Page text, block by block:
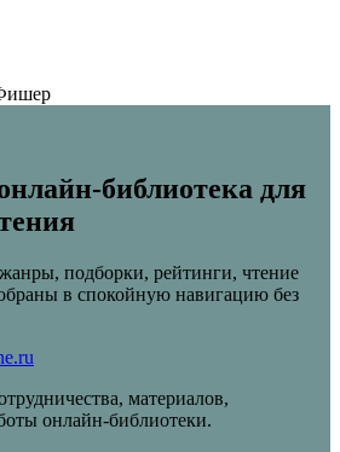
библиотека для
подборки, рейтинги, чтение
в спокойную навигацию без
материалов,
онлайн-библиотеки.